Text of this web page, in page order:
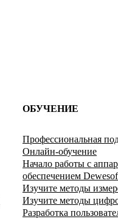
ОБУЧЕНИЕ
Профессиональная
Онлайн-обучение
Начало работы с
обеспечением
Изучите методы
Изучите методы
Разработка